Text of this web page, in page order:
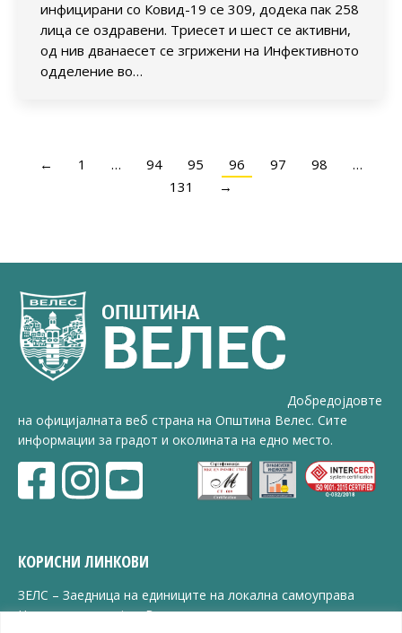
инфицирани со Ковид-19 се 309, додека пак 258
лица се оздравени. Триесет и шест се активни,
од нив дванаесет се згрижени на Инфективното
одделение во…
← 1 … 94 95 96 97 98
…
131
→
Добредојдовте
на официјалната веб страна на Општина Велес. Сите
информации за градот и околината на едно место.
КОРИСНИ ЛИНКОВИ
ЗЕЛС – Заедница на единиците на локална самоуправа
Центар за развој на Вардарски плански регион